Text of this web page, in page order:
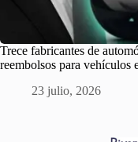
Trece fabricantes de
reembolsos para vehículos
23 julio, 2026